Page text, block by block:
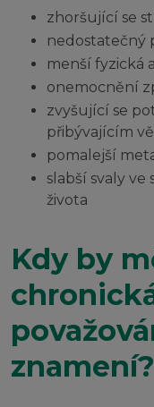
zhoršující se
nedostatečný
menší fyzická
onemocnění
zvyšující se
přibývajícím
pomalejší
slabší svaly
života
Kdy by
znamení?